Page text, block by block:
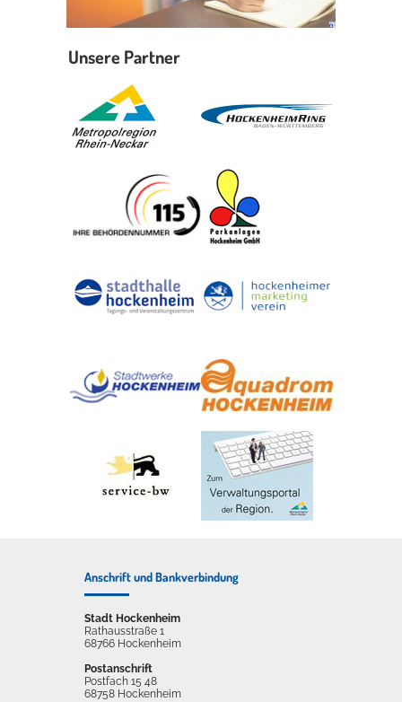
Unsere Partner
Anschrift und Bankverbindung
Stadt Hockenheim
Rathausstraße 1
68766 Hockenheim
Postanschrift
Postfach 15 48
68758 Hockenheim